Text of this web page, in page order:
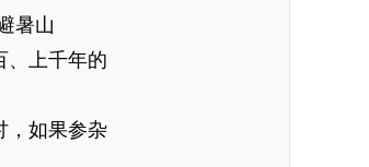
暑山
、上千年的
如果参杂